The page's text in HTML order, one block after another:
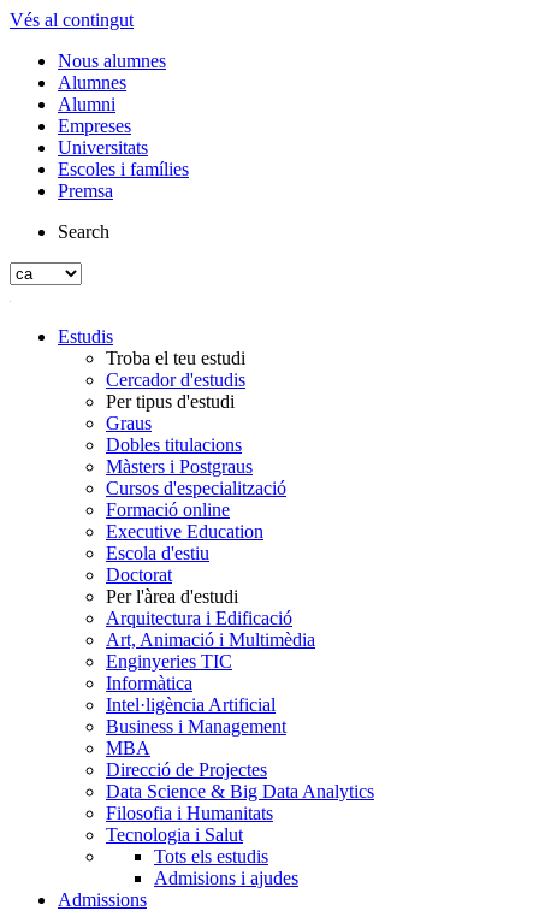
Vés al contingut
Nous alumnes
Alumnes
Alumni
Empreses
Universitats
Escoles i famílies
Premsa
Search
Estudis
Troba el teu estudi
Cercador d'estudis
Per tipus d'estudi
Graus
Dobles titulacions
Màsters i Postgraus
Cursos d'especialització
Formació online
Executive Education
Escola d'estiu
Doctorat
Per l'àrea d'estudi
Arquitectura i Edificació
Art, Animació i Multimèdia
Enginyeries TIC
Informàtica
Intel·ligència Artificial
Business i Management
MBA
Direcció de Projectes
Data Science & Big Data Analytics
Filosofia i Humanitats
Tecnologia i Salut
Tots els estudis
Admisions i ajudes
Admissions